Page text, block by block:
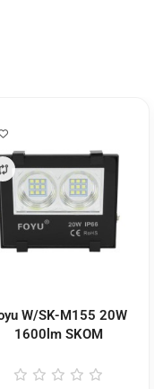
W/SK-M155 20W
1600lm SKOM